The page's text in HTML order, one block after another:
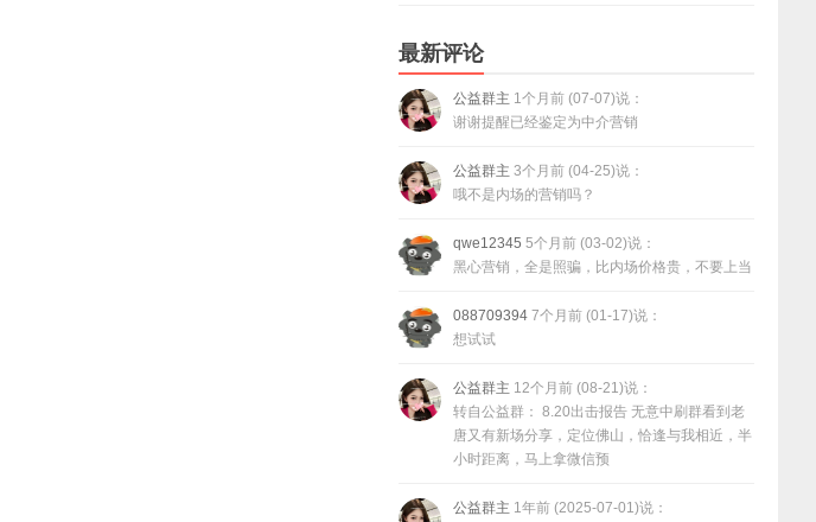
最新评论
公益群主 1个月前 (07-07)说：
谢谢提醒已经鉴定为中介营销
公益群主 3个月前 (04-25)说：
哦不是内场的营销吗？
qwe12345 5个月前 (03-02)说：
黑心营销，全是照骗，比内场价格贵，不要上当
088709394 7个月前 (01-17)说：
想试试
公益群主 12个月前 (08-21)说：
转自公益群： 8.20出击报告 无意中刷群看到老
唐又有新场分享，定位佛山，恰逢与我相近，半
小时距离，马上拿微信预
公益群主 1年前 (2025-07-01)说：